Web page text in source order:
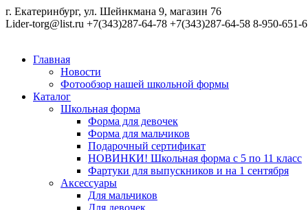
г. Екатеринбург, ул. Шейнкмана 9, магазин 76
Lider-torg@list.ru +7(343)287-64-78 +7(343)287-64-58 8-950-651-
Главная
Новости
Фотообзор нашей школьной формы
Каталог
Школьная форма
Форма для девочек
Форма для мальчиков
Подарочный сертификат
НОВИНКИ! Школьная форма с 5 по 11 класс
Фартуки для выпускников и на 1 сентября
Аксессуары
Для мальчиков
Для девочек